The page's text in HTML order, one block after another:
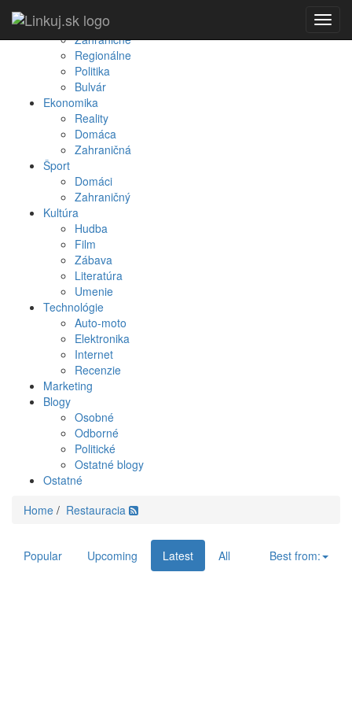
Domáce
Zahraničné
Regionálne
Politika
Bulvár
Ekonomika
Reality
Domáca
Zahraničná
Šport
Domáci
Zahraničný
Kultúra
Hudba
Film
Zábava
Literatúra
Umenie
Technológie
Auto-moto
Elektronika
Internet
Recenzie
Marketing
Blogy
Osobné
Odborné
Politické
Ostatné blogy
Ostatné
Home / Restauracia
Popular Upcoming Latest All Best from: